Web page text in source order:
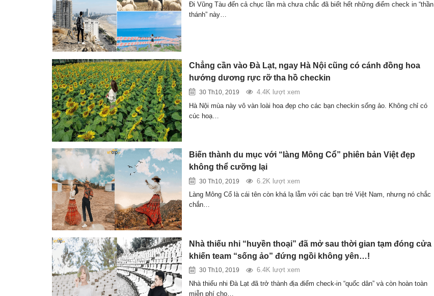
Đi Vũng Tàu đến cả chục lần mà chưa chắc đã biết hết những điểm check in “thần
thánh” này…
Chẳng cần vào Đà Lạt, ngay Hà Nội cũng có cánh đồng hoa
hướng dương rực rỡ tha hồ checkin
30 Th10, 2019
4.4K lượt xem
Hà Nội mùa này vô vàn loài hoa đẹp cho các bạn checkin sống ảo. Không chỉ có
cúc hoạ…
Biến thành du mục với “làng Mông Cổ” phiên bản Việt đẹp
không thể cưỡng lại
30 Th10, 2019
6.2K lượt xem
Làng Mông Cổ là cái tên còn khá lạ lẫm với các bạn trẻ Việt Nam, nhưng nó chắc
chắn…
Nhà thiếu nhi “huyền thoại” đã mở sau thời gian tạm đóng cửa
khiến team “sống ảo” đứng ngồi không yên…!
30 Th10, 2019
6.4K lượt xem
Nhà thiếu nhi Đà Lạt đã trở thành địa điểm check-in “quốc dân” và còn hoàn toàn
miễn phí cho…